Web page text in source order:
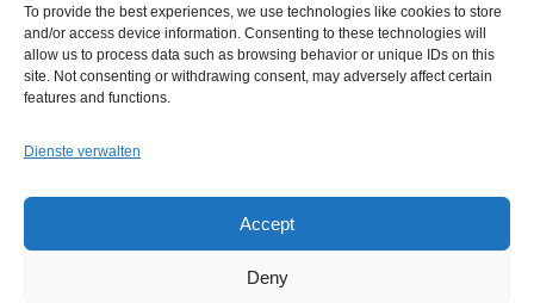
To provide the best experiences, we use technologies like cookies to store
and/or access device information. Consenting to these technologies will
allow us to process data such as browsing behavior or unique IDs on this
site. Not consenting or withdrawing consent, may adversely affect certain
features and functions.
Dienste verwalten
Accept
Deny
Impressum +
Cookie-Policy (EU)